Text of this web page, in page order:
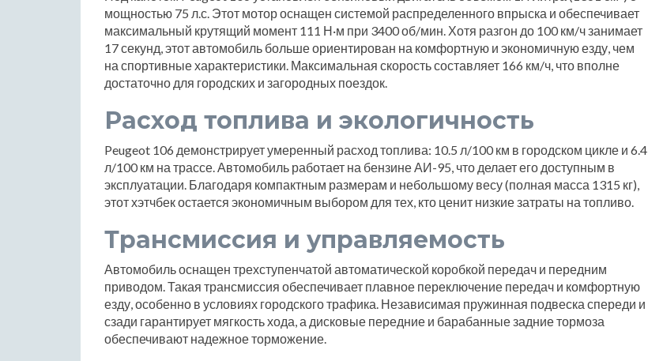
мощностью 75 л.с. Этот мотор оснащен системой распределенного впрыска и обеспечивает
максимальный крутящий момент 111 Н·м при 3400 об/мин. Хотя разгон до 100 км/ч занимает
17 секунд, этот автомобиль больше ориентирован на комфортную и экономичную езду, чем
на спортивные характеристики. Максимальная скорость составляет 166 км/ч, что вполне
достаточно для городских и загородных поездок.
Расход топлива и экологичность
Peugeot 106 демонстрирует умеренный расход топлива: 10.5 л/100 км в городском цикле и 6.4
л/100 км на трассе. Автомобиль работает на бензине АИ-95, что делает его доступным в
эксплуатации. Благодаря компактным размерам и небольшому весу (полная масса 1315 кг),
этот хэтчбек остается экономичным выбором для тех, кто ценит низкие затраты на топливо.
Трансмиссия и управляемость
Автомобиль оснащен трехступенчатой автоматической коробкой передач и передним
приводом. Такая трансмиссия обеспечивает плавное переключение передач и комфортную
езду, особенно в условиях городского трафика. Независимая пружинная подвеска спереди и
сзади гарантирует мягкость хода, а дисковые передние и барабанные задние тормоза
обеспечивают надежное торможение.